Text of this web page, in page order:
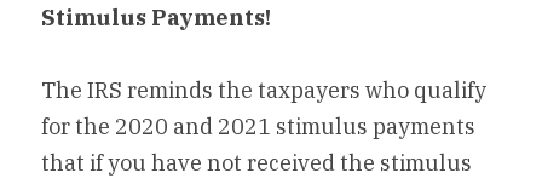
Stimulus Payments!
The IRS reminds the taxpayers who qualify
for the 2020 and 2021 stimulus payments
that if you have not received the stimulus